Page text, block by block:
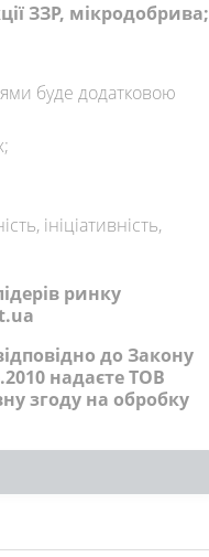
ЗЗР, мікродобрива;
буде додатковою
ініціативність,
ринку
до Закону
надаєте ТОВ
згоду на обробку